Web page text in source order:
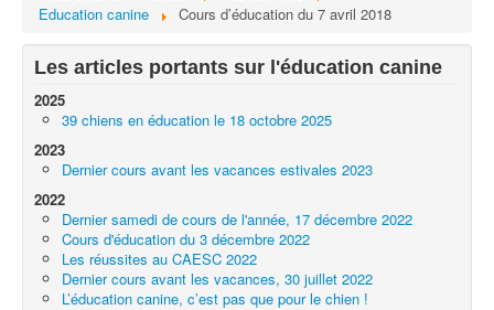
Le club
Agility
Evènements
Exercices à la maison
Liens
Education canine
Cours d’éducation du 7 avril 2018
Les articles portants sur l'éducation canine
2025
39 chiens en éducation le 18 octobre 2025
2023
Dernier cours avant les vacances estivales 2023
2022
Dernier samedi de cours de l'année, 17 décembre 2022
Cours d'éducation du 3 décembre 2022
Les réussites au CAESC 2022
Dernier cours avant les vacances, 30 juillet 2022
L’éducation canine, c’est pas que pour le chien !